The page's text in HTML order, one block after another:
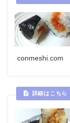
conmeshi.com